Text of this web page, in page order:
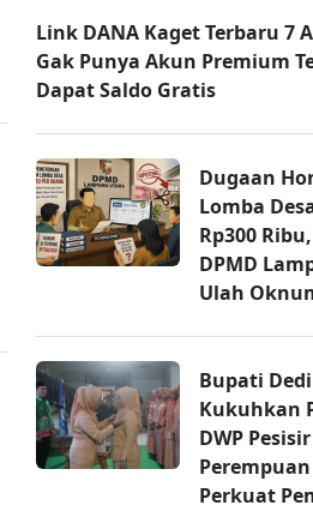
Link DANA Kaget Terbaru 7
Gak Punya Akun Premium
Dapat Saldo Gratis
Dugaan
Lomba
Rp300
DPMD
Ulah
Bupati
Kukuhkan
DWP
Perkuat